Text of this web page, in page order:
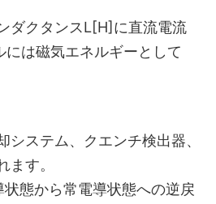
ダクタンスL[H]に直流電流
は磁気エネルギーとして
ステム、クエンチ検出器、
ます。
態から常電導状態への逆戻